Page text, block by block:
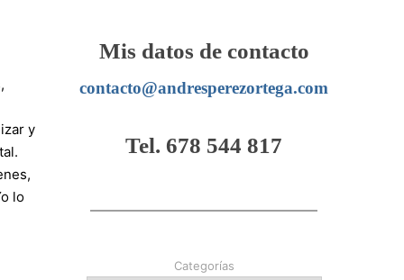
y
lo
Mis datos de contacto
contacto@andresperezortega.com
Tel. 678 544 817
Categorías